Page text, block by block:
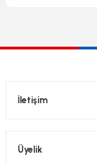
İletişim
Üyelik